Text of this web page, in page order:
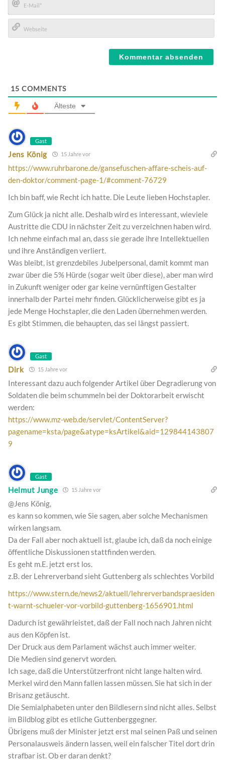
E-
Mail*
15 COMMENTS
Älteste
Gast
Jens König 15 Jahre vor
https://www.ruhrbarone.de/gansefuschen-affare-scheis-auf-
den-doktor/comment-page-1/#comment-76729
Ich bin baff, wie Recht ich hatte. Die Leute lieben Hochstapler.
Zum Glück ja nicht alle. Deshalb wird es interessant, wieviele
Austritte die CDU in nächster Zeit zu verzeichnen haben wird.
Ich nehme einfach mal an, dass sie gerade ihre Intellektuellen
und ihre Anständigen verliert.
Was bleibt, ist grenzdebiles Jubelpersonal, damit kommt man
zwar über die 5% Hürde (sogar weit über diese), aber man wird
in Zukunft weniger oder gar keine vernünftigen Gestalter
innerhalb der Partei mehr finden. Glücklicherweise gibt es ja
jede Menge Hochstapler, die den Laden übernehmen werden.
Es gibt Stimmen, die behaupten, das sei längst passiert.
Gast
Dirk 15 Jahre vor
Interessant dazu auch folgender Artikel über Degradierung von
Soldaten die beim schummeln bei der Doktorarbeit erwischt
werden:
https://www.mz-web.de/servlet/ContentServer?
pagename=ksta/page&atype=ksArtikel&aid=129844143807
9
Gast
Helmut Junge 15 Jahre vor
@Jens König,
es kann so kommen, wie Sie sagen, aber solche Mechanismen
wirken langsam.
Da der Fall aber noch aktuell ist, glaube ich, daß da noch einige
öffentliche Diskussionen stattfinden werden.
Es geht m.E. jetzt erst los.
z.B. der Lehrerverband sieht Guttenberg als schlechtes Vorbild
https://www.stern.de/news2/aktuell/lehrerverbandspraesiden
t-warnt-schueler-vor-vorbild-guttenberg-1656901.html
Dadurch ist gewährleistet, daß der Fall noch nach Jahren nicht
aus den Köpfen ist.
Der Druck aus dem Parlament wächst auch immer weiter.
Die Medien sind genervt worden.
Ich sage, daß die Unterstützerfront nicht lange halten wird.
Merkel wird den Mann fallen lassen müssen. Sie hat sich in der
Brisanz getäuscht.
Die Semialphabeten unter den Bildlesern sind nicht alles. Selbst
im Bildblog gibt es etliche Guttenberggegner.
Übrigens muß der Minister jetzt erst mal seinen Paß und seinen
Personalausweis ändern lassen, weil ein falscher Titel dort drin
strafbar ist. Ob er daran denkt?